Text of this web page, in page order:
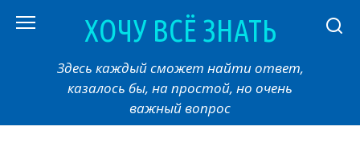
ХОЧУ ВСЁ ЗНАТЬ
Здесь каждый сможет найти ответ,
казалось бы, на простой, но очень
важный вопрос